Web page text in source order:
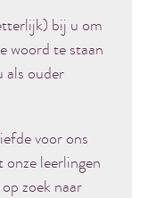
bij u om
woord te staan
als ouder
voor ons
leerlingen
zoek naar